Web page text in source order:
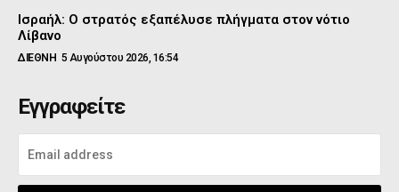
Ισραήλ: Ο στρατός εξαπέλυσε πλήγματα στον νότιο
Λίβανο
ΔΙΕΘΝΗ 5 Αυγούστου 2026, 16:54
Εγγραφείτε